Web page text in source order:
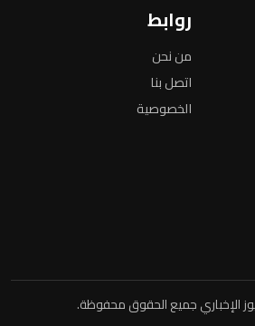
روابط
من نحن
اتصل بنا
الخصوصية